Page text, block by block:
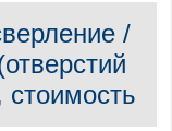
/
стоимость